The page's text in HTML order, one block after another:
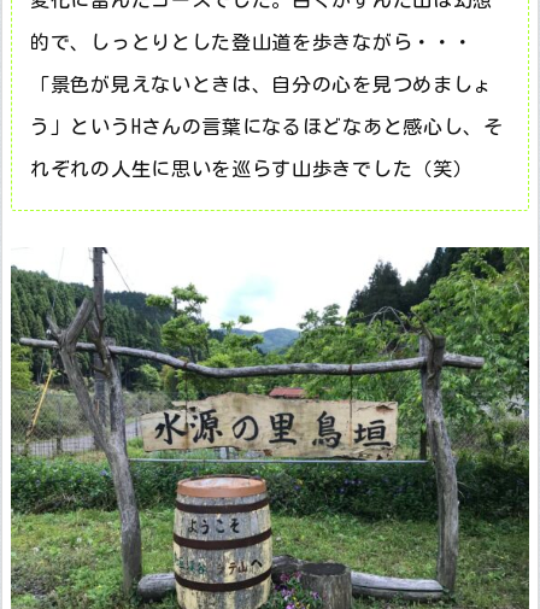
的で、しっとりとした登山道を歩きながら・・・
「景色が見えないときは、自分の心を見つめましょ
う」というHさんの言葉になるほどなあと感心し、そ
れぞれの人生に思いを巡らす山歩きでした（笑）